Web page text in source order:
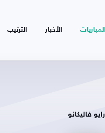
المباريات الأخبار الترتيب
رايو فاليكانو